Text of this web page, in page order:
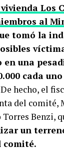
Los
al
tomó la
una
cada
De hecho, el
del comité,
Benzi,
un
comité.